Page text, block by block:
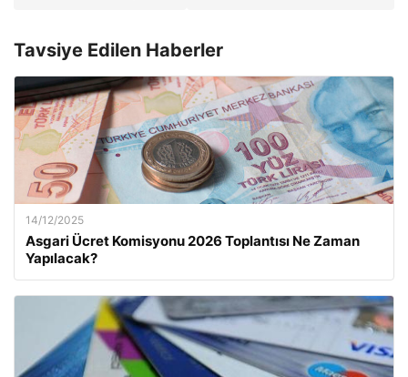
Tavsiye Edilen Haberler
14/12/2025
Asgari Ücret Komisyonu 2026 Toplantısı Ne Zaman
Yapılacak?